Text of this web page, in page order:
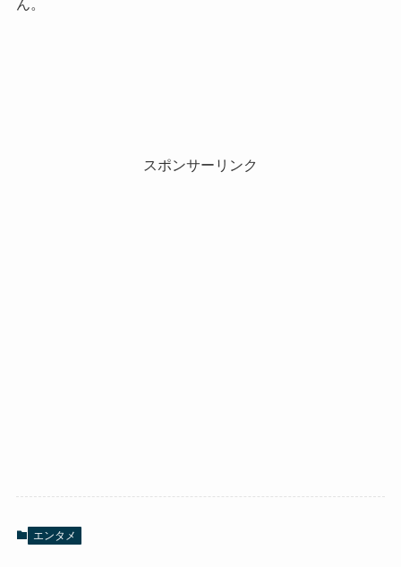
ん。
スポンサーリンク
エンタメ